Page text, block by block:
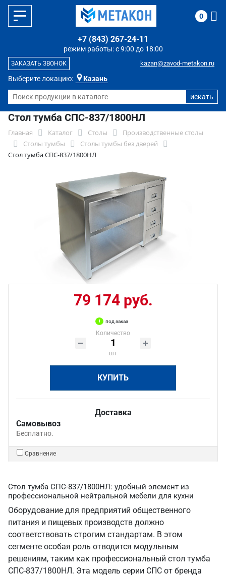
Выберите локацию: Казань
режим работы: с 9:00 до 18:00
+7 (843) 267-24-11
kazan@zavod-metakon.ru
ЗАКАЗАТЬ ЗВОНОК
0
Стол тумба СПС-837/1800НЛ
Главная Каталог Столы
Производственные столы
Столы тумбы
Столы тумбы без дверей
Стол тумба СПС-837/1800НЛ
79 174 руб.
под заказ
Количество
шт
КУПИТЬ
Доставка
Самовывоз
Бесплатно.
Сравнение
Стол тумба СПС-837/1800НЛ: удобный элемент из
профессиональной нейтральной мебели для кухни
Оборудование для предприятий общественного
питания и пищевых производств должно
соответствовать строгим стандартам. В этом
сегменте особая роль отводится модульным
решениям, таким как профессиональный стол тумба
СПС-837/1800НЛ. Эта модель серии СПС от бренда